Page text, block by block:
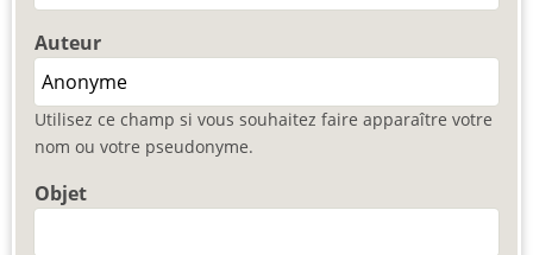
Auteur
Utilisez ce champ si vous souhaitez faire apparaître votre
nom ou votre pseudonyme.
Objet